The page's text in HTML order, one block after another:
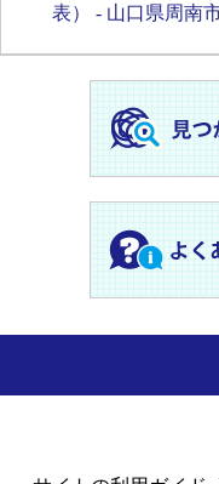
表） - 山口県周南